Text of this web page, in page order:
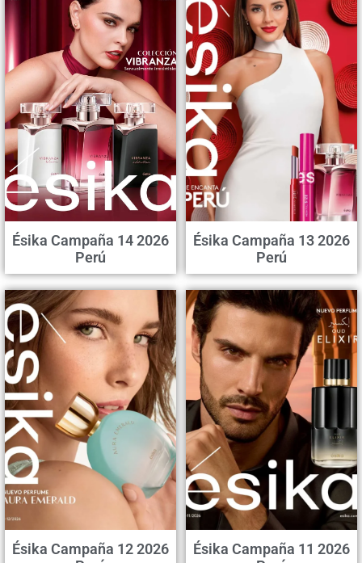
Ésika Campaña 14 2026
Perú
Ésika Campaña 13 2026
Perú
Ésika Campaña 12 2026
Ésika Campaña 11 2026